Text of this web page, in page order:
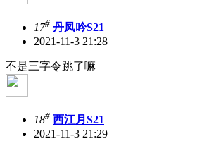
17# 丹凤吟S21
2021-11-3 21:28
不是三字令跳了嘛
18# 西江月S21
2021-11-3 21:29